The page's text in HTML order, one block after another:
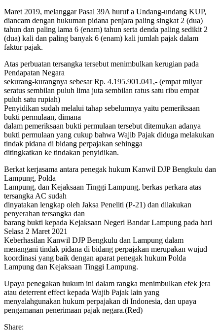
Maret 2019, melanggar Pasal 39A huruf a Undang-undang KUP,
diancam dengan hukuman pidana penjara paling singkat 2 (dua)
tahun dan paling lama 6 (enam) tahun serta denda paling sedikit 2
(dua) kali dan paling banyak 6 (enam) kali jumlah pajak dalam
faktur pajak.
Atas perbuatan tersangka tersebut menimbulkan kerugian pada
Pendapatan Negara
sekurang-kurangnya sebesar Rp. 4.195.901.041,- (empat milyar
seratus sembilan puluh lima juta sembilan ratus satu ribu empat
puluh satu rupiah)
Penyidikan sudah melalui tahap sebelumnya yaitu pemeriksaan
bukti permulaan, dimana
dalam pemeriksaan bukti permulaan tersebut ditemukan adanya
bukti permulaan yang cukup bahwa Wajib Pajak diduga melakukan
tindak pidana di bidang perpajakan sehingga
ditingkatkan ke tindakan penyidikan.
Berkat kerjasama antara penegak hukum Kanwil DJP Bengkulu dan
Lampung, Polda
Lampung, dan Kejaksaan Tinggi Lampung, berkas perkara atas
tersangka AC sudah
dinyatakan lengkap oleh Jaksa Peneliti (P-21) dan dilakukan
penyerahan tersangka dan
barang bukti kepada Kejaksaan Negeri Bandar Lampung pada hari
Selasa 2 Maret 2021
Keberhasilan Kanwil DJP Bengkulu dan Lampung dalam
menangani tindak pidana di bidang perpajakan merupakan wujud
koordinasi yang baik dengan aparat penegak hukum Polda
Lampung dan Kejaksaan Tinggi Lampung.
Upaya penegakan hukum ini dalam rangka menimbulkan efek jera
atau deterrent effect kepada Wajib Pajak lain yang
menyalahgunakan hukum perpajakan di Indonesia, dan upaya
pengamanan penerimaan pajak negara.(Red)
Share: